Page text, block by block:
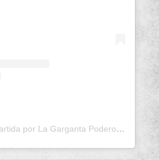
Una publicación compartida por La Garganta Poderosa (@lagargantapoderosa)